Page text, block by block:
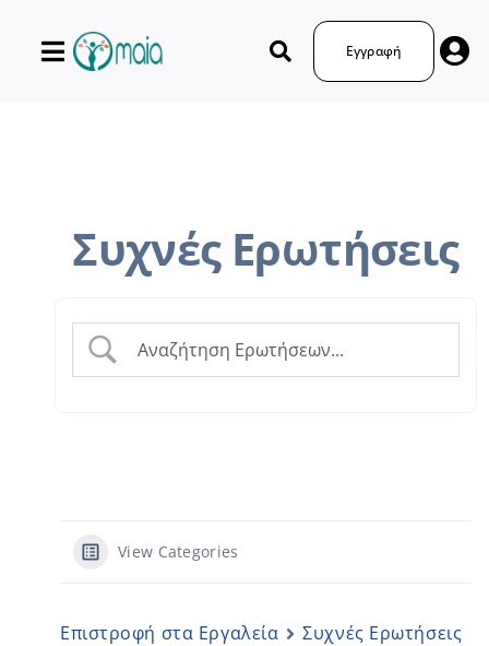
Εγγραφή
Συχνές Ερωτήσεις
View Categories
Επιστροφή στα Εργαλεία
Συχνές Ερωτήσεις